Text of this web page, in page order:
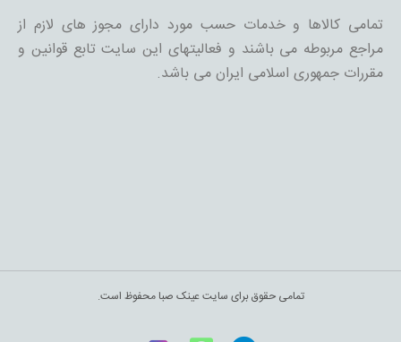
تمامی کالاها و خدمات حسب مورد دارای مجوز های لازم از
مراجع مربوطه می باشند و فعالیتهای این سایت تابع قوانین و
مقررات جمهوری اسلامی ایران می باشد.
تمامی حقوق برای سایت عینک صبا محفوظ است.